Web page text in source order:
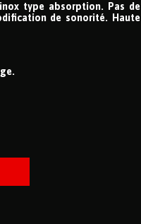
type absorption. Pas de
de sonorité. Haute